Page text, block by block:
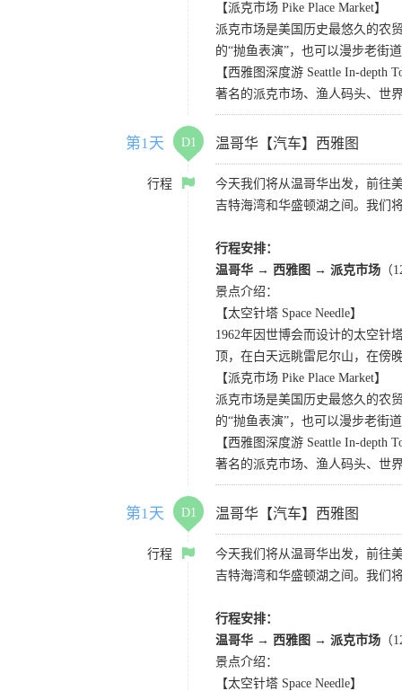
【派克市场 Pike Place Market】
派克市场是美国历史最悠久的农
的“抛鱼表演”，也可以漫步老街
【西雅图深度游 Seattle In-depth
著名的派克市场、渔人码头、世
第1天 D1 温哥华【汽车】西雅图
行程
今天我们将从温哥华出发，前往
吉特海湾和华盛顿湖之间。我们
行程安排：
温哥华 → 西雅图 → 派克市场 （
景点介绍：
【太空针塔 Space Needle】
1962年因世博会而设计的太空针
顶，在白天远眺雷尼尔山，在傍
【派克市场 Pike Place Market】
派克市场是美国历史最悠久的农
的“抛鱼表演”，也可以漫步老街
【西雅图深度游 Seattle In-depth
著名的派克市场、渔人码头、世
第1天 D1 温哥华【汽车】西雅图
行程
今天我们将从温哥华出发，前往
吉特海湾和华盛顿湖之间。我们
行程安排：
温哥华 → 西雅图 → 派克市场 （
景点介绍：
【太空针塔 Space Needle】